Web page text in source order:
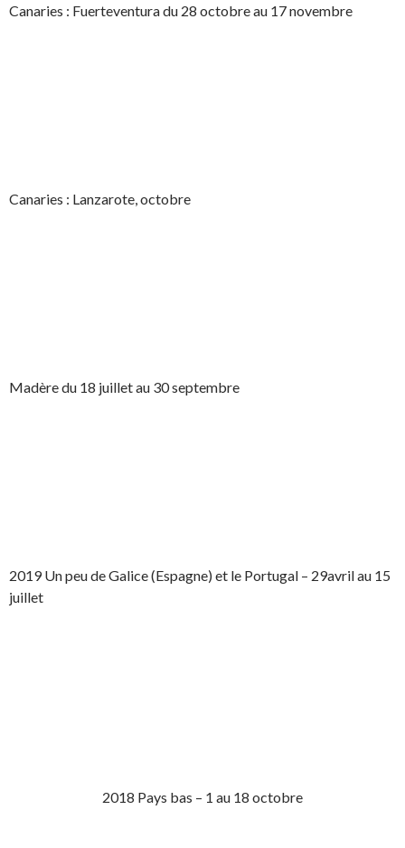
Canaries : Fuerteventura du 28 octobre au 17 novembre
Canaries : Lanzarote, octobre
Madère du 18 juillet au 30 septembre
2019 Un peu de Galice (Espagne) et le Portugal – 29avril au 15
juillet
2018 Pays bas – 1 au 18 octobre